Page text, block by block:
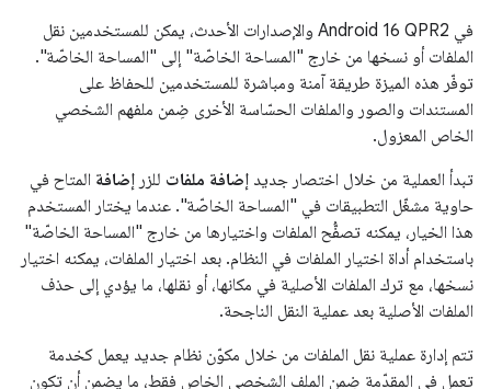
في Android 16 QPR2 والإصدارات الأحدث، يمكن للمستخدمين نقل
الملفات أو نسخها من خارج "المساحة الخاصّة" إلى "المساحة الخاصّة".
توفّر هذه الميزة طريقة آمنة ومباشرة للمستخدمين للحفاظ على
المستندات والصور والملفات الحسّاسة الأخرى ضِمن ملفهم الشخصي
الخاص المعزول.
تبدأ العملية من خلال اختصار جديد إضافة ملفات للزر إضافة المتاح في
حاوية مشغّل التطبيقات في "المساحة الخاصّة". عندما يختار المستخدم
هذا الخيار، يمكنه تصفُّح الملفات واختيارها من خارج "المساحة الخاصّة"
باستخدام أداة اختيار الملفات في النظام. بعد اختيار الملفات، يمكنه اختيار
نسخها، مع ترك الملفات الأصلية في مكانها، أو نقلها، ما يؤدي إلى حذف
الملفات الأصلية بعد عملية النقل الناجحة.
تتم إدارة عملية نقل الملفات من خلال مكوّن نظام جديد يعمل كخدمة
تعمل في المقدّمة ضِمن الملف الشخصي الخاص فقط، ما يضمن أن تكون